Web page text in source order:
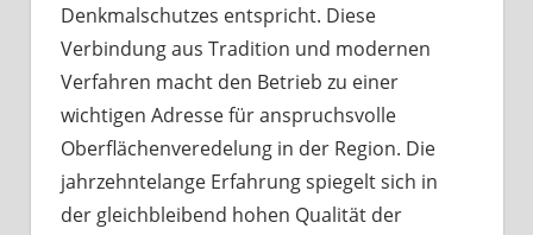
Denkmalschutzes entspricht. Diese
Verbindung aus Tradition und modernen
Verfahren macht den Betrieb zu einer
wichtigen Adresse für anspruchsvolle
Oberflächenveredelung in der Region. Die
jahrzehntelange Erfahrung spiegelt sich in
der gleichbleibend hohen Qualität der